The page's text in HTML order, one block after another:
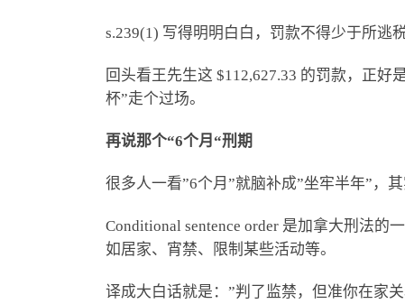
s.239(1) 写得明明白白，罚款不得少于所逃
回头看王先生这 $112,627.33 的罚款，正
杯”走个过场。
再说那个“6个月 “刑期
很多人一看”6个月”就脑补成”坐牢半年”，其
Conditional sentence order 是加拿大刑法
如居家、宵禁、限制某些活动等。
译成大白话就是：”判了监禁，但准你在家